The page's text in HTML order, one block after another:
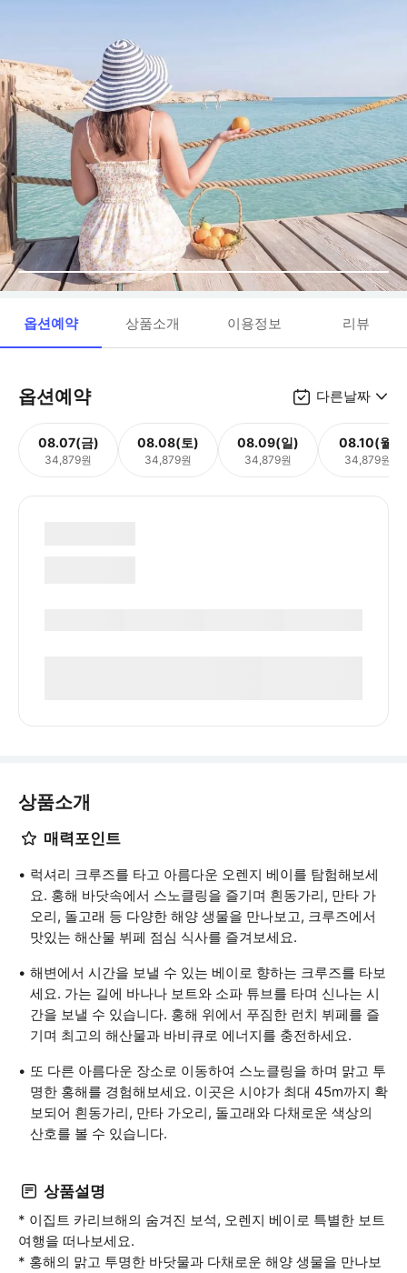
옵션예약 상품소개 이용정보 리뷰
옵션예약 다른날짜
08.07(금)
34,879원
08.08(토)
34,879원
08.09(일)
34,879원
08.10(월)
34,879원
상품소개
매력포인트
럭셔리 크루즈를 타고 아름다운 오렌지 베이를 탐험해보세
요. 홍해 바닷속에서 스노클링을 즐기며 흰동가리, 만타 가
오리, 돌고래 등 다양한 해양 생물을 만나보고, 크루즈에서
맛있는 해산물 뷔페 점심 식사를 즐겨보세요.
해변에서 시간을 보낼 수 있는 베이로 향하는 크루즈를 타보
세요. 가는 길에 바나나 보트와 소파 튜브를 타며 신나는 시
간을 보낼 수 있습니다. 홍해 위에서 푸짐한 런치 뷔페를 즐
기며 최고의 해산물과 바비큐로 에너지를 충전하세요.
또 다른 아름다운 장소로 이동하여 스노클링을 하며 맑고 투
명한 홍해를 경험해보세요. 이곳은 시야가 최대 45m까지 확
보되어 흰동가리, 만타 가오리, 돌고래와 다채로운 색상의
산호를 볼 수 있습니다.
상품설명
* 이집트 카리브해의 숨겨진 보석, 오렌지 베이로 특별한 보트
여행을 떠나보세요.
* 홍해의 맑고 투명한 바닷물과 다채로운 해양 생물을 만나보